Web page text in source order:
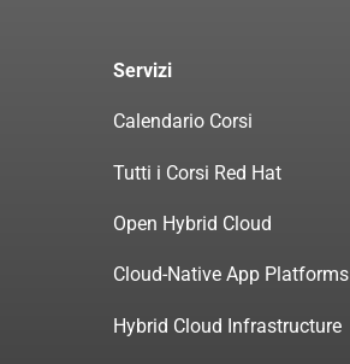
Servizi
Calendario Corsi
Tutti i Corsi Red Hat
Open Hybrid Cloud
Cloud-Native App Platforms
Hybrid Cloud Infrastructure